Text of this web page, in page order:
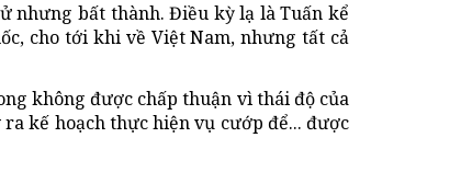
nhưng bất thành. Điều kỳ lạ là Tuấn kể
cho tới khi về Việt Nam, nhưng tất cả
không được chấp thuận vì thái độ của
kế hoạch thực hiện vụ cướp để... được